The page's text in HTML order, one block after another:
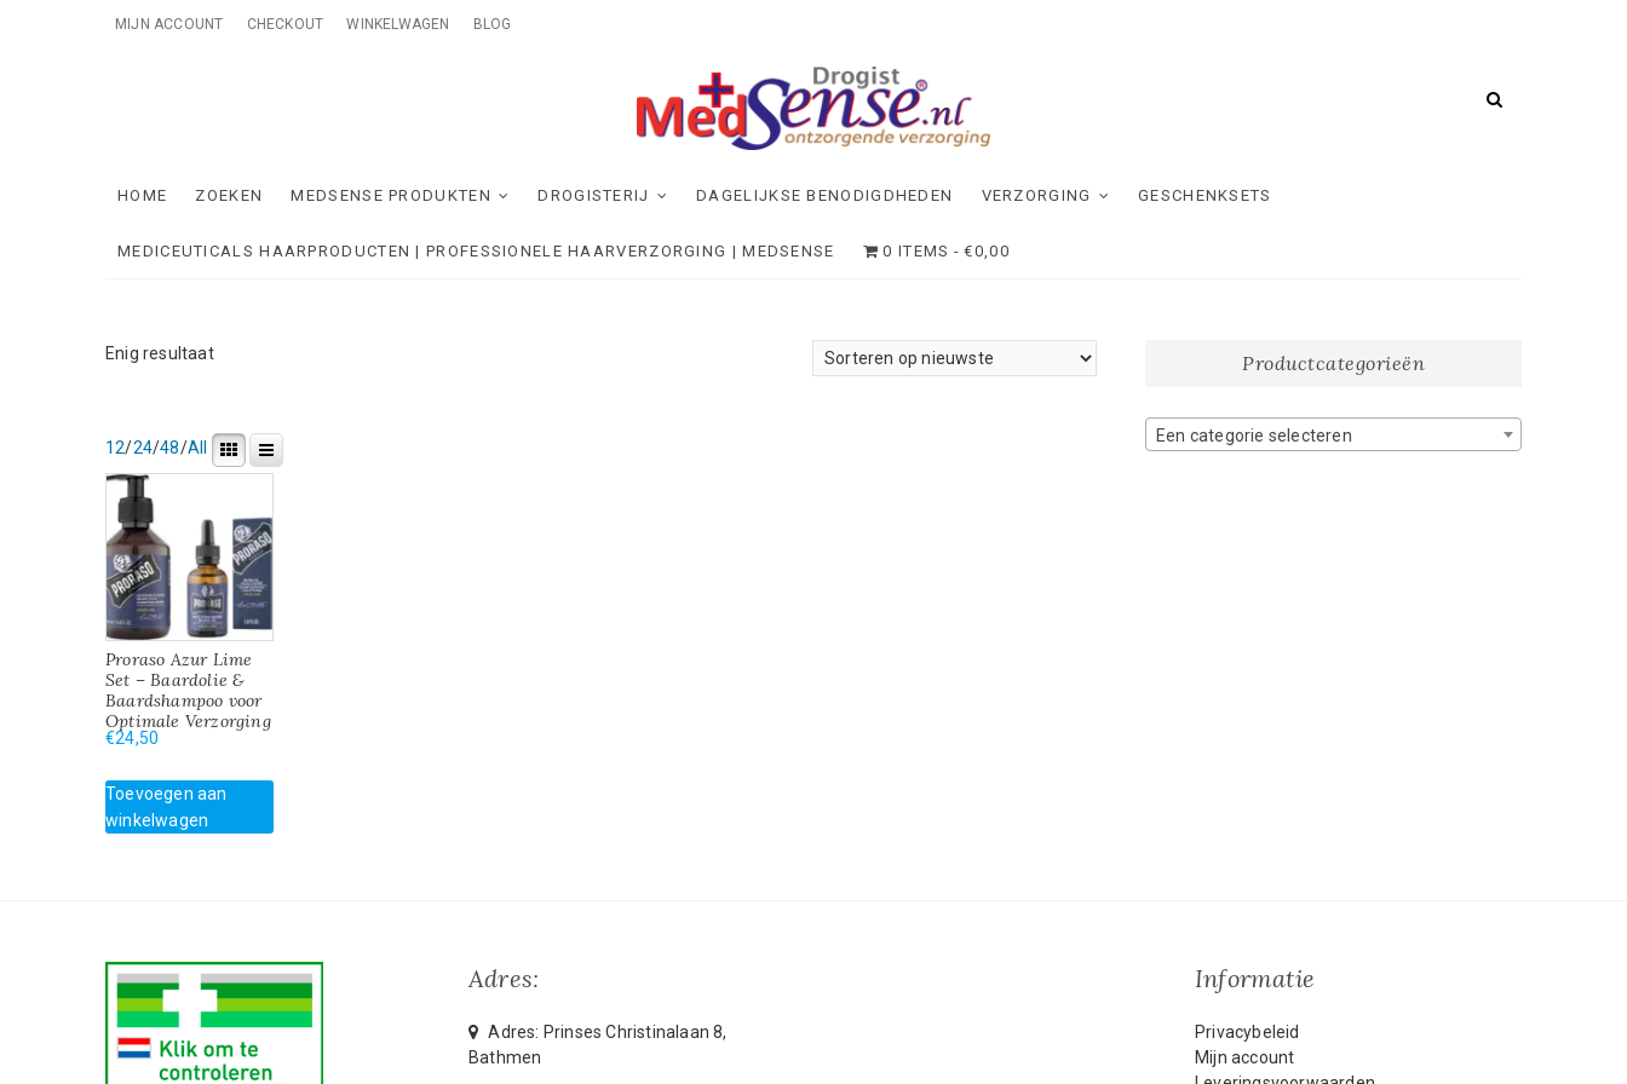
MIJN ACCOUNT CHECKOUT WINKELWAGEN BLOG
MedSense
HOME ZOEKEN MEDSENSE PRODUKTEN DROGISTERIJ DAGELIJKSE BENODIGDHEDEN VERZORGING GESCHENKSETS
MEDICEUTICALS HAARPRODUCTEN | PROFESSIONELE HAARVERZORGING | MEDSENSE 0 ITEMS €0,00
Enig resultaat
12/24/48/All
Proraso Azur Lime
Set – Baardolie &
Baardshampoo voor
Optimale Verzorging
€24,50
Toevoegen aan
winkelwagen
Productcategorieën
Een categorie selecteren
Adres:
Adres: Prinses Christinalaan 8,
Bathmen
Informatie
Privacybeleid
Mijn account